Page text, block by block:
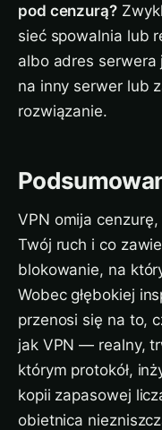
pod cenzurą?
sieć spowalnia lub
albo adres serwera
na inny serwer lub
rozwiązanie.
VPN omija
Twój ruch i co
blokowanie, na
Wobec głębokiej
przenosi się na to,
jak VPN — realny,
którym protokół,
kopii zapasowej
obietnica